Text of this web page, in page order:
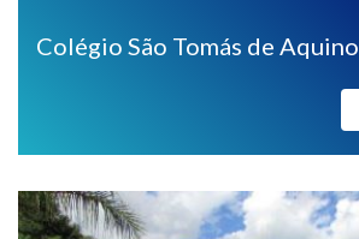
Colégio São Tomás de Aquino